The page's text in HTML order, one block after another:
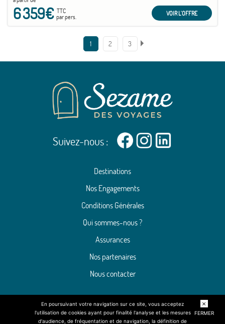
6 359€TTC
par pers.
VOIR L'OFFRE
1 2 3
Suivez-nous :
Destinations
Nos Engagements
Conditions Générales
Qui sommes-nous ?
Assurances
Nos partenaires
Nous contacter
En poursuivant votre navigation sur ce site, vous acceptez
l'utilisation de cookies ayant pour finalité l'analyse et les mesures
d'audience, de fréquentation et de navigation, la définition de
FERMER